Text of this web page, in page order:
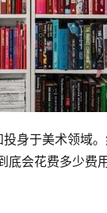
身于美术领域
底会花费多少费